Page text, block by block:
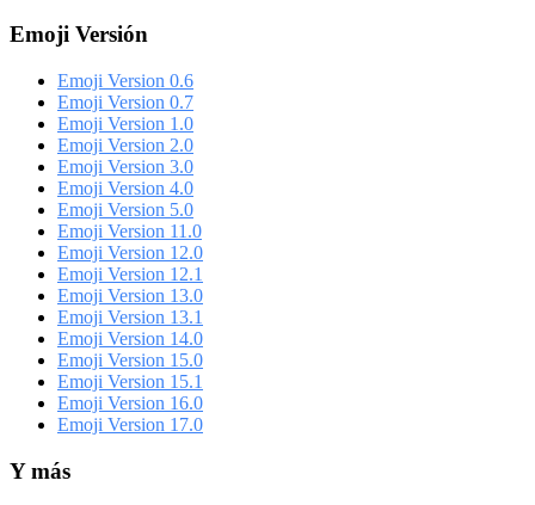
Emoji Versión
Emoji Version 0.6
Emoji Version 0.7
Emoji Version 1.0
Emoji Version 2.0
Emoji Version 3.0
Emoji Version 4.0
Emoji Version 5.0
Emoji Version 11.0
Emoji Version 12.0
Emoji Version 12.1
Emoji Version 13.0
Emoji Version 13.1
Emoji Version 14.0
Emoji Version 15.0
Emoji Version 15.1
Emoji Version 16.0
Emoji Version 17.0
Y más